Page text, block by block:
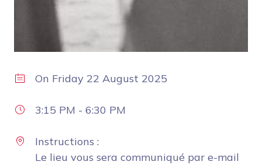
On Friday 22 August 2025
3:15 PM - 6:30 PM
Instructions :
Le lieu vous sera communiqué par e-mail